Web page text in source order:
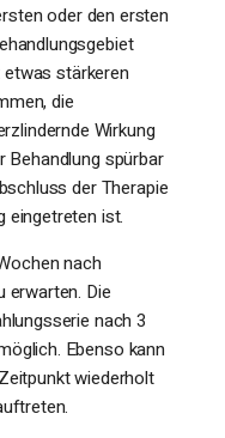
oder den ersten
stärkeren
die
Wirkung
Behandlung spürbar
der Therapie
eingetreten ist.
nach
erwarten. Die
nach 3
Ebenso kann
wiederholt